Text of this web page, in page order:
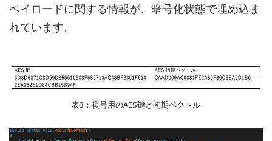
ペイロードに関する情報が、暗号化状態で埋め込ま
れています。
表3：復号用のAES鍵と初期ベクトル